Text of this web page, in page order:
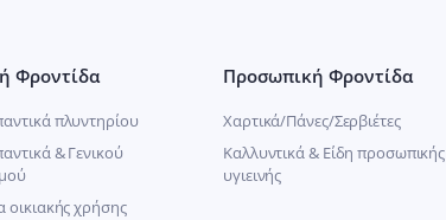
Φροντίδα
πλυντηρίου
& Γενικού
οικιακής χρήσης
Προσωπική Φροντίδα
Χαρτικά/Πάνες/Σερβιέτες
Καλλυντικά & Είδη προσωπικής
υγιεινής